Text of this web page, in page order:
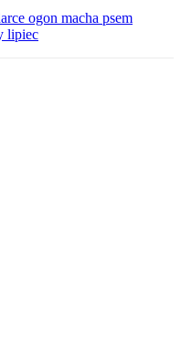
ogon macha psem
lipiec